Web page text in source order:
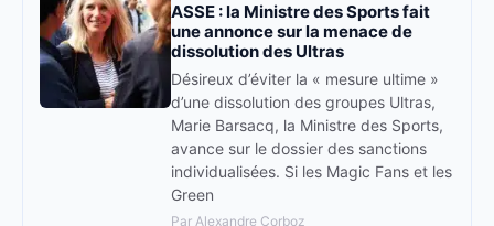
ASSE : la Ministre des Sports fait
une annonce sur la menace de
dissolution des Ultras
Désireux d’éviter la « mesure ultime »
d’une dissolution des groupes Ultras,
Marie Barsacq, la Ministre des Sports,
avance sur le dossier des sanctions
individualisées. Si les Magic Fans et les
Green
Par Alexandre Corboz